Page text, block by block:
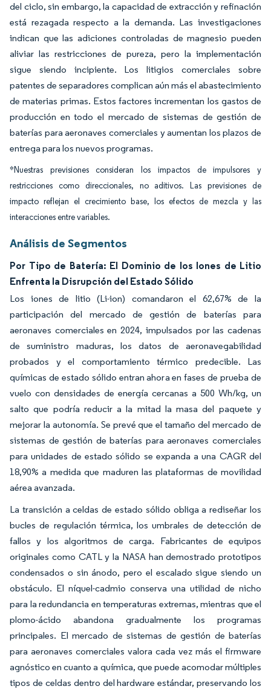
del ciclo, sin embargo, la capacidad de extracción y refinación
está rezagada respecto a la demanda. Las investigaciones
indican que las adiciones controladas de magnesio pueden
aliviar las restricciones de pureza, pero la implementación
sigue siendo incipiente. Los litigios comerciales sobre
patentes de separadores complican aún más el abastecimiento
de materias primas. Estos factores incrementan los gastos de
producción en todo el mercado de sistemas de gestión de
baterías para aeronaves comerciales y aumentan los plazos de
entrega para los nuevos programas.
*Nuestras previsiones consideran los impactos de impulsores y
restricciones como direccionales, no aditivos. Las previsiones de
impacto reflejan el crecimiento base, los efectos de mezcla y las
interacciones entre variables.
Análisis de Segmentos
Por Tipo de Batería: El Dominio de los Iones de Litio
Enfrenta la Disrupción del Estado Sólido
Los iones de litio (Li-ion) comandaron el 62,67% de la
participación del mercado de gestión de baterías para
aeronaves comerciales en 2024, impulsados por las cadenas
de suministro maduras, los datos de aeronavegabilidad
probados y el comportamiento térmico predecible. Las
químicas de estado sólido entran ahora en fases de prueba de
vuelo con densidades de energía cercanas a 500 Wh/kg, un
salto que podría reducir a la mitad la masa del paquete y
mejorar la autonomía. Se prevé que el tamaño del mercado de
sistemas de gestión de baterías para aeronaves comerciales
para unidades de estado sólido se expanda a una CAGR del
18,90% a medida que maduren las plataformas de movilidad
aérea avanzada.
La transición a celdas de estado sólido obliga a rediseñar los
bucles de regulación térmica, los umbrales de detección de
fallos y los algoritmos de carga. Fabricantes de equipos
originales como CATL y la NASA han demostrado prototipos
condensados o sin ánodo, pero el escalado sigue siendo un
obstáculo. El níquel-cadmio conserva una utilidad de nicho
para la redundancia en temperaturas extremas, mientras que el
plomo-ácido abandona gradualmente los programas
principales. El mercado de sistemas de gestión de baterías
para aeronaves comerciales valora cada vez más el firmware
agnóstico en cuanto a química, que puede acomodar múltiples
tipos de celdas dentro del hardware estándar, preservando los